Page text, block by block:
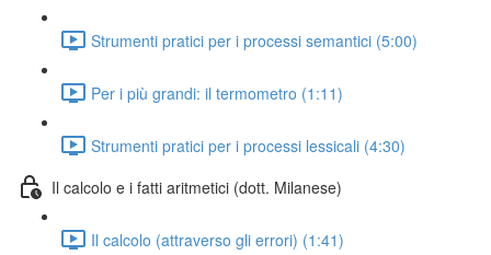
Strumenti pratici per i processi semantici (5:00)
Per i più grandi: il termometro (1:11)
Strumenti pratici per i processi lessicali (4:30)
Il calcolo e i fatti aritmetici (dott. Milanese)
Il calcolo (attraverso gli errori) (1:41)